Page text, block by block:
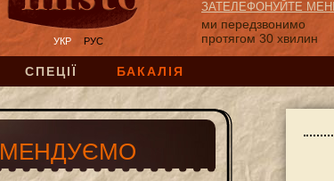
СПЕЦІЇ БАКАЛІЯ
УКР РУС
ЗАТЕЛЕФОНУЙТЕ МЕНІ
ми передзвонимо
протягом 30 хвилин